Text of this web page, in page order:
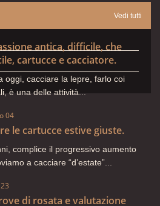
Vedi tutti
antica, difficile, che
cartucce e cacciatore.
oggi, cacciare la lepre, farlo coi
è una delle attività...
04
le cartucce estive giuste.
complice il progressivo aumento
a cacciare “d’estate”...
di rosata e valutazione